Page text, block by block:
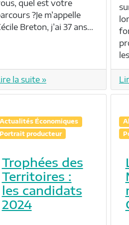
quel est votre
?Je m’appelle
Breton, j’ai 37 ans…
la suite »
Actualités Économiques
Portrait producteur
Trophées des
Territoires :
les candidats
2024